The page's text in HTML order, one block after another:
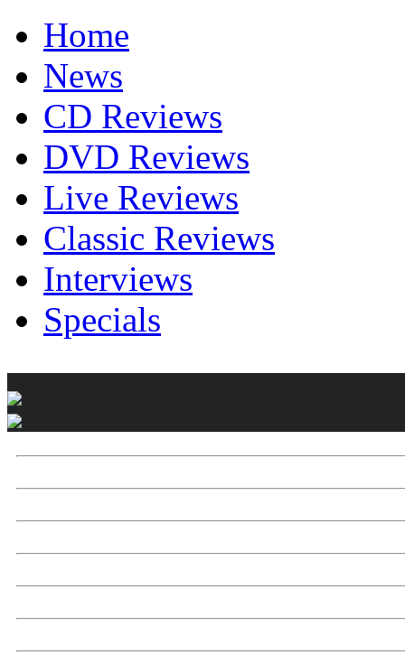
Home
News
CD Reviews
DVD Reviews
Live Reviews
Classic Reviews
Interviews
Specials